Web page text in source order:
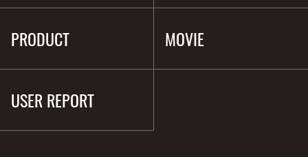
PRODUCT MOVIE
USER REPORT